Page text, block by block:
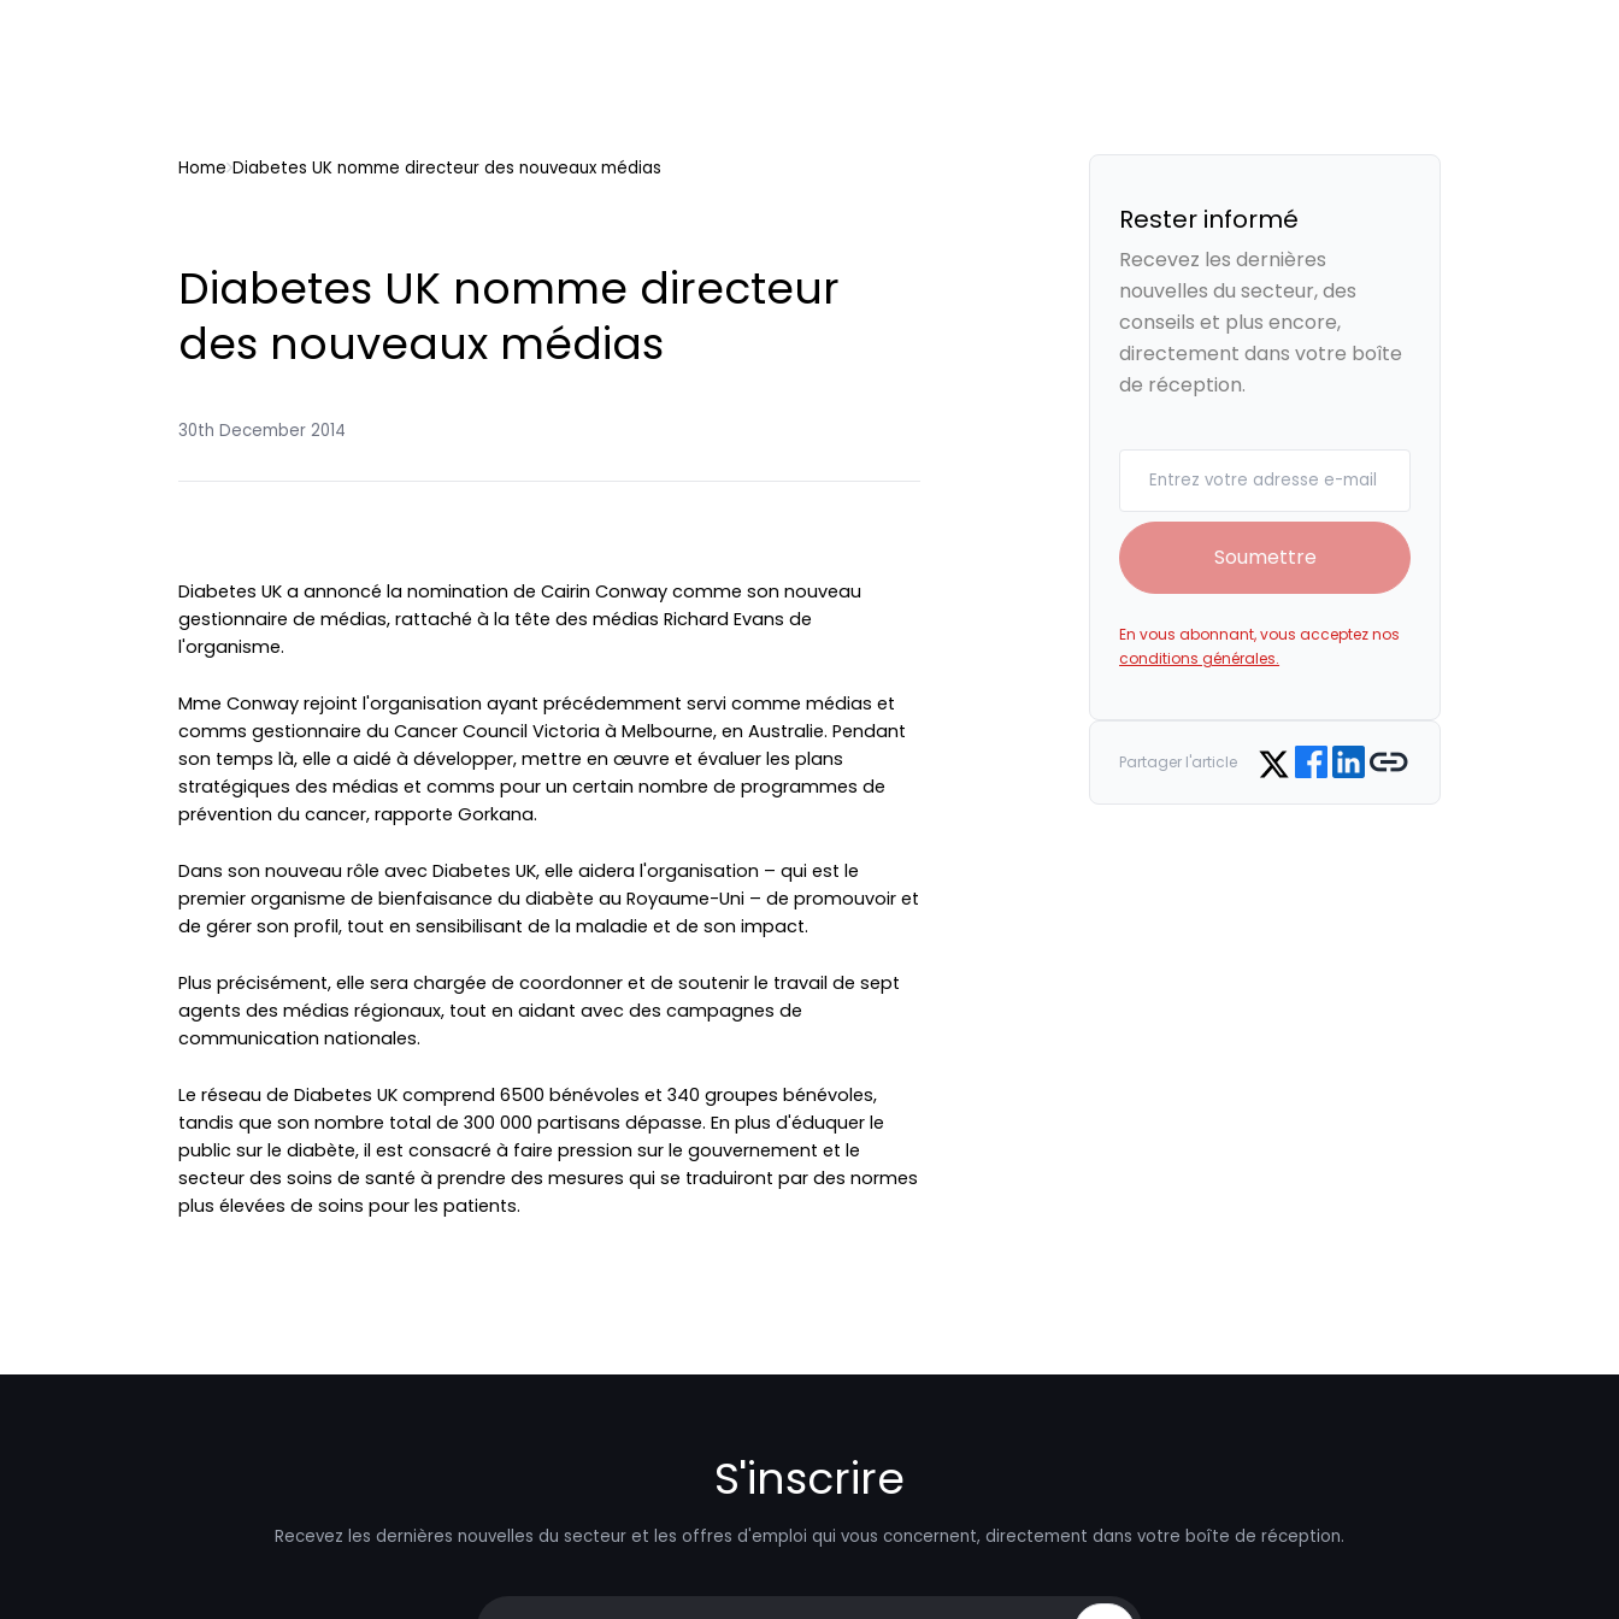
Home Diabetes UK nomme directeur des nouveaux médias
Diabetes UK nomme directeur
des nouveaux médias
30th December 2014
Diabetes UK a annoncé la nomination de Cairin Conway comme son nouveau
gestionnaire de médias, rattaché à la tête des médias Richard Evans de
l'organisme.
Mme Conway rejoint l'organisation ayant précédemment servi comme médias et
comms gestionnaire du Cancer Council Victoria à Melbourne, en Australie. Pendant
son temps là, elle a aidé à développer, mettre en œuvre et évaluer les plans
stratégiques des médias et comms pour un certain nombre de programmes de
prévention du cancer, rapporte Gorkana.
Dans son nouveau rôle avec Diabetes UK, elle aidera l'organisation – qui est le
premier organisme de bienfaisance du diabète au Royaume-Uni – de promouvoir et
de gérer son profil, tout en sensibilisant de la maladie et de son impact.
Plus précisément, elle sera chargée de coordonner et de soutenir le travail de sept
agents des médias régionaux, tout en aidant avec des campagnes de
communication nationales.
Le réseau de Diabetes UK comprend 6500 bénévoles et 340 groupes bénévoles,
tandis que son nombre total de 300 000 partisans dépasse. En plus d'éduquer le
public sur le diabète, il est consacré à faire pression sur le gouvernement et le
secteur des soins de santé à prendre des mesures qui se traduiront par des normes
plus élevées de soins pour les patients.
Rester informé
Recevez les dernières
nouvelles du secteur, des
conseils et plus encore,
directement dans votre boîte
de réception.
Soumettre
En vous abonnant, vous acceptez nos
conditions générales.
Partager l'article Share on Twitter
Share on Facebook
Share on LinkedIn
Copy link
S'inscrire
Recevez les dernières nouvelles du secteur et les offres d'emploi qui vous concernent, directement dans votre boîte de réception.